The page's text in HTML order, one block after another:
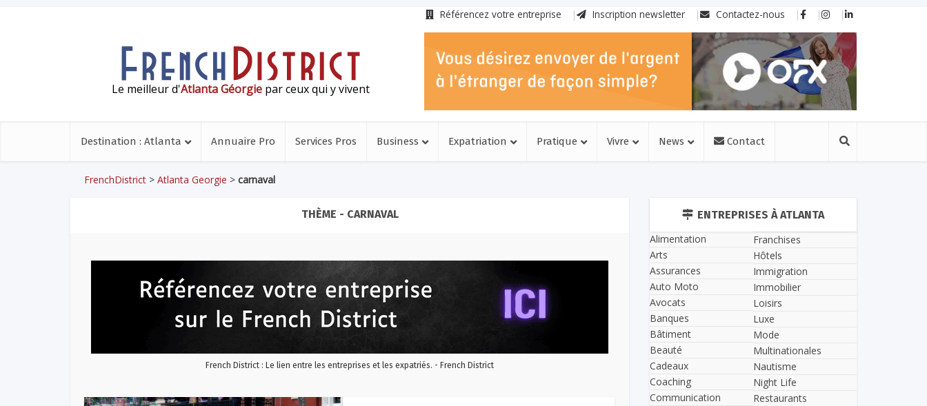
Référencez votre entreprise Inscription newsletter Contactez-nous
Le meilleur d'Atlanta Géorgie par ceux qui y vivent
Destination : Atlanta Annuaire Pro Services Pros Business Expatriation Pratique Vivre News Contact
FrenchDistrict > Atlanta Georgie > carnaval
THÈME - CARNAVAL
French District : Le lien entre les entreprises et les expatriés. - French District
ENTREPRISES À ATLANTA
Alimentation
Arts
Assurances
Auto Moto
Avocats
Banques
Bâtiment
Beauté
Cadeaux
Coaching
Communication
Franchises
Hôtels
Immigration
Immobilier
Loisirs
Luxe
Mode
Multinationales
Nautisme
Night Life
Restaurants